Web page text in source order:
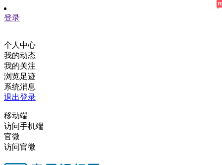
登录
个人中心
我的动态
我的关注
浏览足迹
系统消息
退出登录
移动端
访问手机端
官微
访问官微